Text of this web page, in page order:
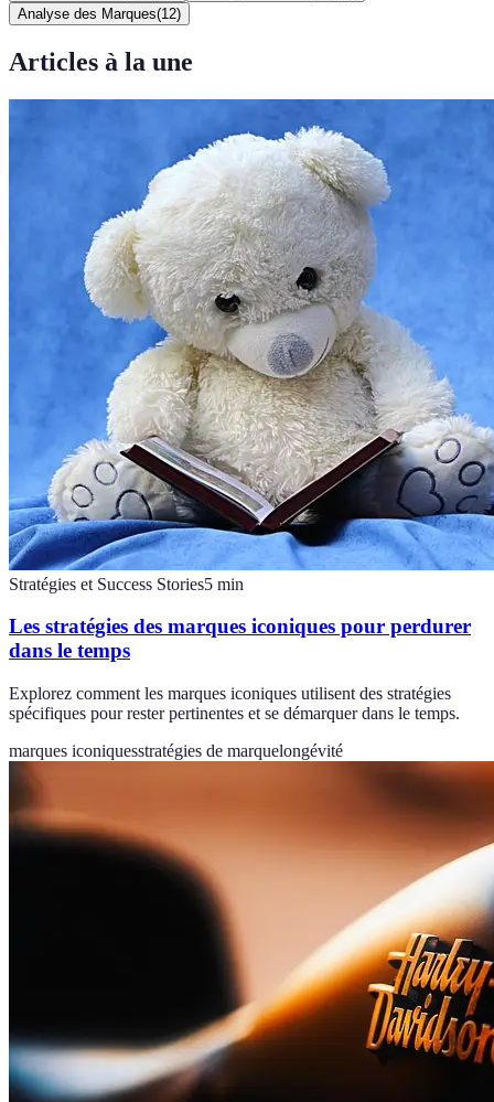
Analyse des Marques(12)
Articles à la une
Stratégies et Success Stories5 min
Les stratégies des marques iconiques pour perdurer
dans le temps
Explorez comment les marques iconiques utilisent des stratégies
spécifiques pour rester pertinentes et se démarquer dans le temps.
marques iconiquesstratégies de marquelongévité